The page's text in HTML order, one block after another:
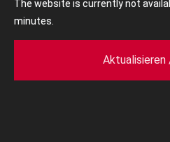
The website is currently not
minutes.
Aktualisieren